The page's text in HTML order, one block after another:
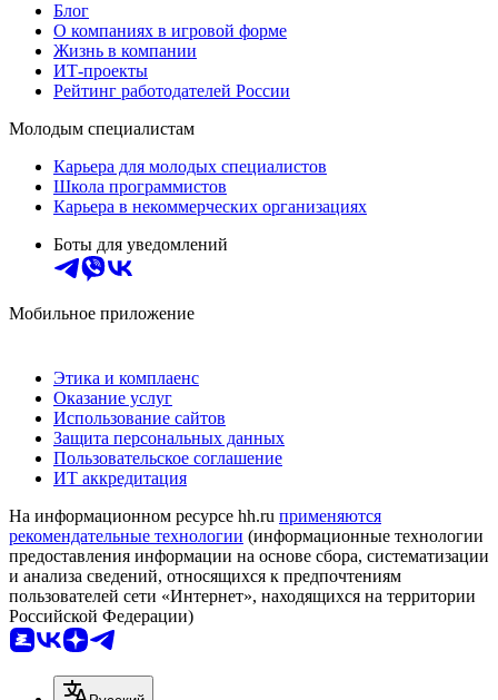
Блог
О компаниях в игровой форме
Жизнь в компании
ИТ-проекты
Рейтинг работодателей России
Молодым специалистам
Карьера для молодых специалистов
Школа программистов
Карьера в некоммерческих организациях
Боты для уведомлений
Мобильное приложение
Этика и комплаенс
Оказание услуг
Использование сайтов
Защита персональных данных
Пользовательское соглашение
ИТ аккредитация
На информационном ресурсе hh.ru применяются
рекомендательные технологии (информационные технологии
предоставления информации на основе сбора, систематизации
и анализа сведений, относящихся к предпочтениям
пользователей сети «Интернет», находящихся на территории
Российской Федерации)